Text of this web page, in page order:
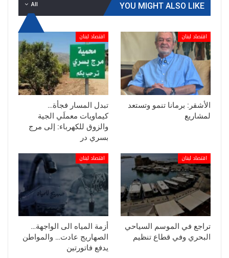
All YOU MIGHT ALSO LIKE
اقتصاد لبنان
الأشقر: برمانا تنمو وتستعد
لمشاريع
اقتصاد لبنان
تبدل المسار فجأة…
كيماويات معملَي الجية
والزوق للكهرباء: إلى مرج
بسري در
اقتصاد لبنان
تراجع في الموسم السياحي
البحري وفي قطاع تنظيم
اقتصاد لبنان
أزمة المياه الى الواجهة…
الصهاريج عادت… والمواطن
يدفع فاتورتين